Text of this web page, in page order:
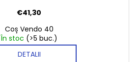
Coș Vendo 40
În stoc (>5 buc.)
€41,30
DETALII